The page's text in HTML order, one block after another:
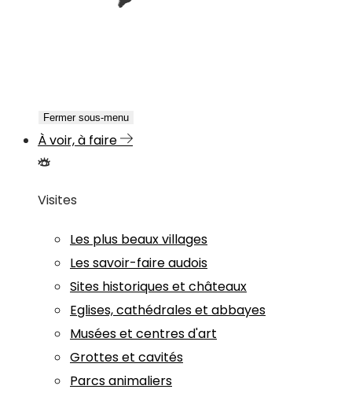
Fermer sous-menu
À voir, à faire
Visites
Les plus beaux villages
Les savoir-faire audois
Sites historiques et châteaux
Eglises, cathédrales et abbayes
Musées et centres d'art
Grottes et cavités
Parcs animaliers